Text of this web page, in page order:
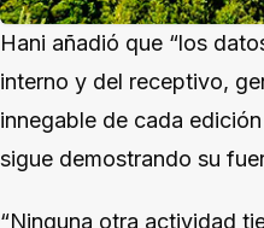
Hani añadió que “los
interno y del receptivo,
innegable de cada
sigue demostrando su
“Ninguna otra actividad